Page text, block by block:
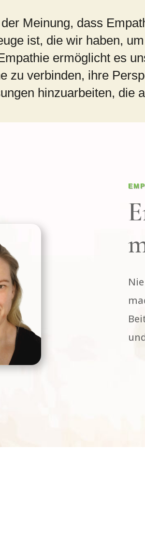
der Meinung, dass
ist, die wir haben,
ermöglicht es
zu verbinden, ihre
hinzuarbeiten, die